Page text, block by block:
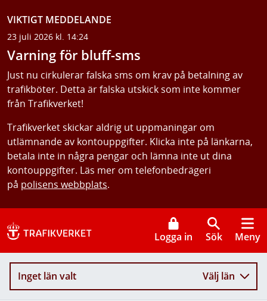
VIKTIGT MEDDELANDE
23 juli 2026 kl. 14:24
Varning för bluff-sms
Just nu cirkulerar falska sms om krav på betalning av
trafikböter. Detta är falska utskick som inte kommer
från Trafikverket!
Trafikverket skickar aldrig ut uppmaningar om
utlämnande av kontouppgifter. Klicka inte på länkarna,
betala inte in några pengar och lämna inte ut dina
kontouppgifter. Läs mer om telefonbedrägeri
på polisens webbplats.
Logga in Sök Meny
Inget län valt Välj län